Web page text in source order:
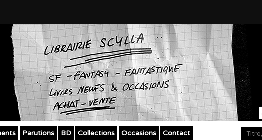
Parutions BD Collections Occasions Contact